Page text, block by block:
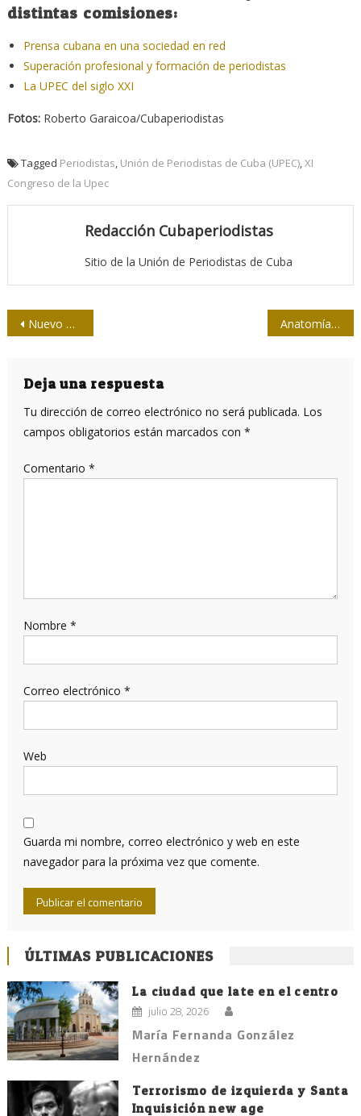
distintas comisiones:
Prensa cubana en una sociedad en red
Superación profesional y formación de periodistas
La UPEC del siglo XXI
Fotos:Roberto Garaicoa/Cubaperiodistas
Tagged Periodistas, Unión de Periodistas de Cuba (UPEC),XI
Congreso de la Upec
Redacción Cubaperiodistas
Sitio de la Unión de Periodistas de Cuba
Navegación
entradas
Nuevo Comité Nacional electo para el periodo 2023-2028 Anatomías del periodismo cubano: una malla de hipervínculos
Deja una respuesta
Tu dirección de correo electrónico no será publicada. Los
campos obligatorios están marcados con *
Comentario *
Nombre *
Correo electrónico *
Web
Guarda mi nombre, correo electrónico y web en este
navegador para la próxima vez que comente.
ÚLTIMAS PUBLICACIONES
La ciudad que late en el centro
julio 28, 2026
María Fernanda González
Hernández
Terrorismo de izquierda y Santa
Inquisición new age